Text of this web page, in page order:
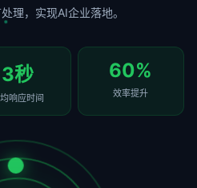
理，实现AI企业落地。
3秒
响应时间
60%
效率提升